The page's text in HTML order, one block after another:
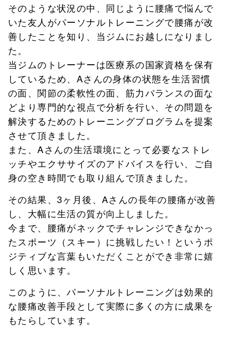
そのような状況の中、同じように腰痛で悩んで
いた友人がパーソナルトレーニングで腰痛が改
善したことを知り、当ジムにお越しになりまし
た。
当ジムのトレーナーは医療系の国家資格を保有
しているため、Aさんの身体の状態を生活習慣
の面、関節の柔軟性の面、筋力バランスの面な
どより専門的な視点で分析を行い、その問題を
解決するためのトレーニングプログラムを提案
させて頂きました。
また、Aさんの生活環境にとって必要なストレ
ッチやエクササイズのアドバイスを行い、ご自
身の空き時間でも取り組んで頂きました。
その結果、3ヶ月後、Aさんの長年の腰痛が改善
し、大幅に生活の質が向上しました。
今まで、腰痛がネックでチャレンジできなかっ
たスポーツ（スキー）に挑戦したい！というポ
ジティブな言葉もいただくことができ非常に嬉
しく思います。
このように、パーソナルトレーニングは効果的
な腰痛改善手段として実際に多くの方に成果を
もたらしています。